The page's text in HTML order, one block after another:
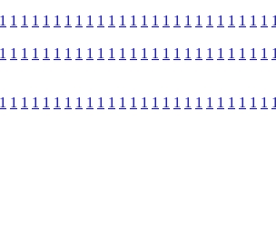
1 1 1 1 1 1 1 1 1 1 1 1 1 1 1 1 1 1 1 1 1 1 1 1 1
1 1 1 1 1 1 1 1 1 1 1 1 1 1 1 1 1 1 1 1 1 1 1 1 1
1 1 1 1 1 1 1 1 1 1 1 1 1 1 1 1 1 1 1 1 1 1 1 1 1